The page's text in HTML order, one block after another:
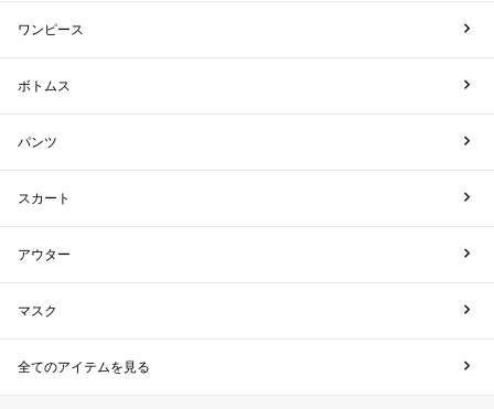
ワンピース
ボトムス
パンツ
スカート
アウター
マスク
全てのアイテムを見る